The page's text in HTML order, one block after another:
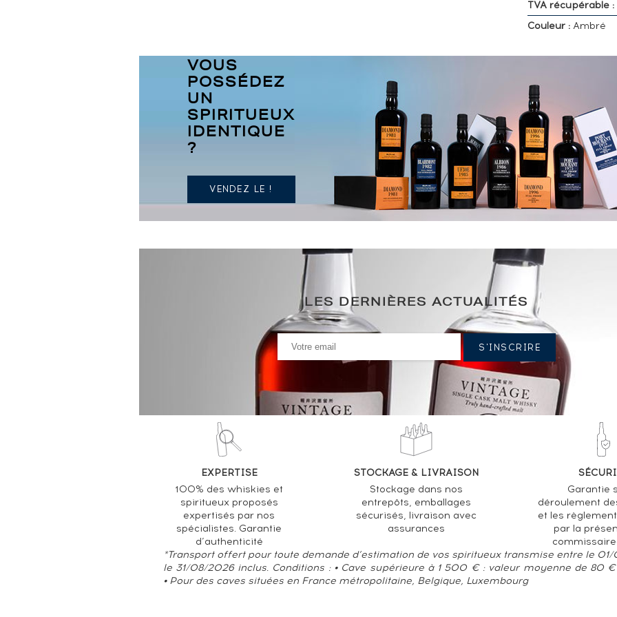
TVA récupérable :
Couleur : Ambré
VOUS
POSSÉDEZ
UN
SPIRITUEUX
IDENTIQUE
?
VENDEZ LE !
LES DERNIÈRES ACTUALITÉS
EXPERTISE
100% des whiskies et
spiritueux proposés
expertisés par nos
spécialistes. Garantie
d’authenticité
STOCKAGE & LIVRAISON
Stockage dans nos
entrepôts, emballages
sécurisés, livraison avec
assurances
Garantie
déroulement
et les
par la
*Transport offert pour toute demande d’estimation de vos spiritueux transmise entre le
le 31/08/2026 inclus. Conditions : • Cave supérieure à 1 500 € : valeur moyenne de 80
• Pour des caves situées en France métropolitaine, Belgique, Luxembourg